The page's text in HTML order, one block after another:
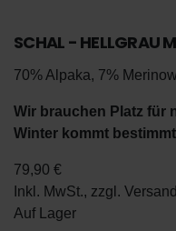
SCHAL - HELLGRAU
70% Alpaka, 7%
Wir brauchen Platz für
Winter kommt
79,90 €
Inkl. MwSt., zzgl. Versand
Auf Lager